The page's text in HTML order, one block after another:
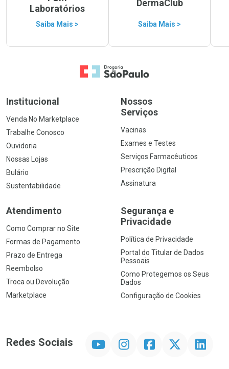
Laboratórios
Saiba Mais >
DermaClub
Saiba Mais >
Ir para a Home
Institucional
Venda No Marketplace
Trabalhe Conosco
Ouvidoria
Nossas Lojas
Bulário
Sustentabilidade
Nossos
Serviços
Vacinas
Exames e Testes
Serviços Farmacêuticos
Prescrição Digital
Assinatura
Atendimento
Como Comprar no Site
Formas de Pagamento
Prazo de Entrega
Reembolso
Troca ou Devolução
Marketplace
Segurança e
Privacidade
Política de Privacidade
Portal do Titular de Dados
Pessoais
Como Protegemos os Seus
Dados
Configuração de Cookies
Redes Sociais InstagramFacebookTwitter Linkedin